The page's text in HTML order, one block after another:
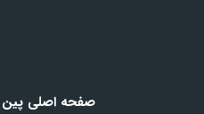
صفحه اصلی